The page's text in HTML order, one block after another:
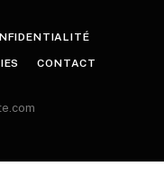
CONTACT